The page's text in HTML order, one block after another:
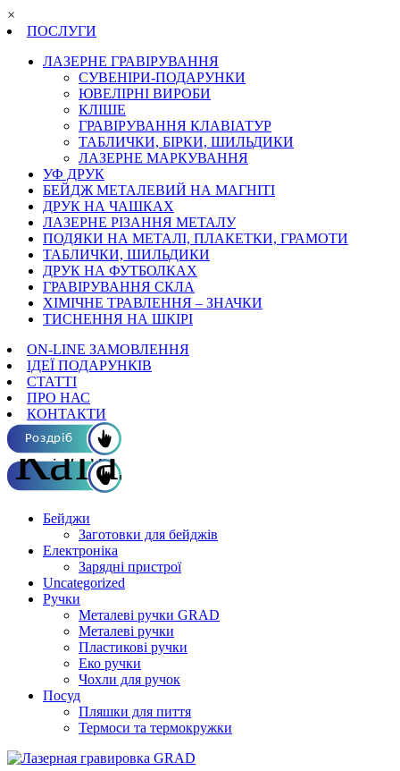
×
ПОСЛУГИ
ЛАЗЕРНЕ ГРАВІРУВАННЯ
СУВЕНІРИ-ПОДАРУНКИ
ЮВЕЛІРНІ ВИРОБИ
КЛІШЕ
ГРАВІРУВАННЯ КЛАВІАТУР
ТАБЛИЧКИ, БІРКИ, ШИЛЬДИКИ
ЛАЗЕРНЕ МАРКУВАННЯ
УФ ДРУК
БЕЙДЖ МЕТАЛЕВИЙ НА МАГНІТІ
ДРУК НА ЧАШКАХ
ЛАЗЕРНЕ РІЗАННЯ МЕТАЛУ
ПОДЯКИ НА МЕТАЛІ, ПЛАКЕТКИ, ГРАМОТИ
ТАБЛИЧКИ, ШИЛЬДИКИ
ДРУК НА ФУТБОЛКАХ
ГРАВІРУВАННЯ СКЛА
ХІМІЧНЕ ТРАВЛЕННЯ – ЗНАЧКИ
ТИСНЕННЯ НА ШКІРІ
ON-LINE ЗАМОВЛЕННЯ
ІДЕЇ ПОДАРУНКІВ
СТАТТІ
ПРО НАС
КОНТАКТИ
Роздріб
Каталог ОПТ
Бейджи
Заготовки для бейджів
Електроніка
Зарядні пристрої
Uncategorized
Ручки
Металеві ручки GRAD
Металеві ручки
Пластикові ручки
Еко ручки
Чохли для ручок
Посуд
Пляшки для пиття
Термоси та термокружки